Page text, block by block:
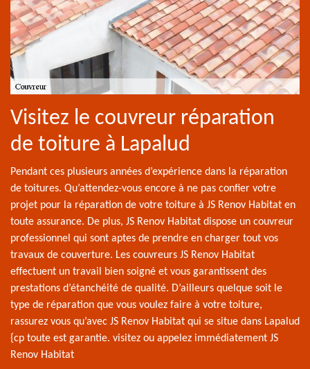
Visitez le couvreur réparation
de toiture à Lapalud
Pendant ces plusieurs années d’expérience dans la réparation
de toitures. Qu’attendez-vous encore à ne pas confier votre
projet pour la réparation de votre toiture à JS Renov Habitat en
toute assurance. De plus, JS Renov Habitat dispose un couvreur
professionnel qui sont aptes de prendre en charger tout vos
travaux de couverture. Les couvreurs JS Renov Habitat
effectuent un travail bien soigné et vous garantissent des
prestations d’étanchéité de qualité. D’ailleurs quelque soit le
type de réparation que vous voulez faire à votre toiture,
rassurez vous qu’avec JS Renov Habitat qui se situe dans Lapalud
{cp toute est garantie. visitez ou appelez immédiatement JS
Renov Habitat